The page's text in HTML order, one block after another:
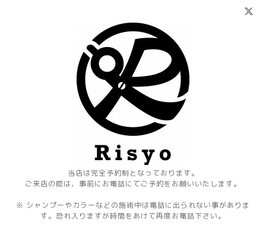
当店は完全予約制となっております。
ご来店の際は、事前にお電話にてご予約をお願いいたします。
※ シャンプーやカラーなどの施術中は電話に出られない事がありま
す。恐れ入りますが時間をあけて再度お電話下さい。